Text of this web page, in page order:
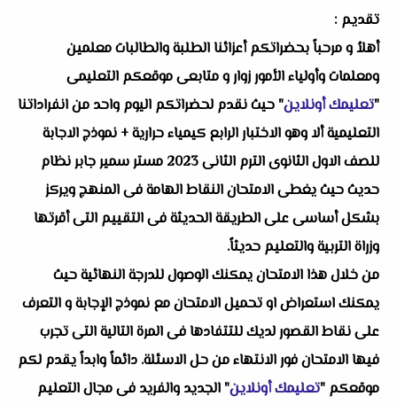
تقديم :
أهلاُ و مرحباً بحضراتكم أعزائنا الطلبة والطالبات معلمين
ومعلمات وأولياء الأمور زوار و متابعى موقعكم التعليمى
"تعليمك أونلاين" حيث نقدم لحضراتكم اليوم واحد من انفراداتنا
التعليمية ألا وهوالاختبار الرابع كيمياء حرارية + نموذج الاجابة
للصف الاول الثانوى الترم الثانى 2023 مستر سمير جابر
نظام
حديث حيث يغطى الامتحان النقاط الهامة فى المنهج ويركز
بشكل أساسى على الطريقة الحديثة فى التقييم التى أقرتها
وزراة التربية والتعليم حديثاً.
من خلال هذا الامتحان يمكنك الوصول للدرجة النهائية حيث
يمكنك استعراض او تحميل الامتحان مع نموذج الإجابة و التعرف
على نقاط القصور لديك للتتفادها فى المرة التالية التى تجرب
فيها الامتحان فور الانتهاء من حل الاسئلة. دائماً وابداً يقدم لكم
موقعكم "تعليمك أونلاين" الجديد والفريد فى مجال التعليم